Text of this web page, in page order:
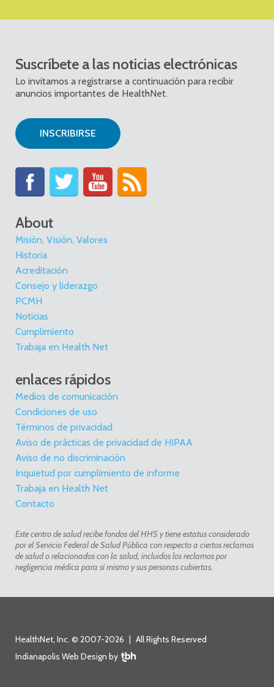
Suscríbete a las noticias electrónicas
Lo invitamos a registrarse a continuación para recibir
anuncios importantes de HealthNet.
INSCRIBIRSE
About
Misión, Visión, Valores
Historia
Acreditación
Consejo y liderazgo
PCMH
Noticias
Cumplimiento
Trabaja en Health Net
enlaces rápidos
Medios de comunicación
Condiciones de uso
Términos de privacidad
Aviso de prácticas de privacidad de HIPAA
Aviso de no discriminación
Inquietud por cumplimiento de informe
Trabaja en Health Net
Contacto
Este centro de salud recibe fondos del HHS y tiene estatus considerado
por el Servicio Federal de Salud Pública con respecto a ciertos reclamos
de salud o relacionados con la salud, incluidos los reclamos por
negligencia médica para sí mismo y sus personas cubiertas.
HealthNet, Inc. © 2007-2026 | All Rights Reserved
Indianapolis Web Design by